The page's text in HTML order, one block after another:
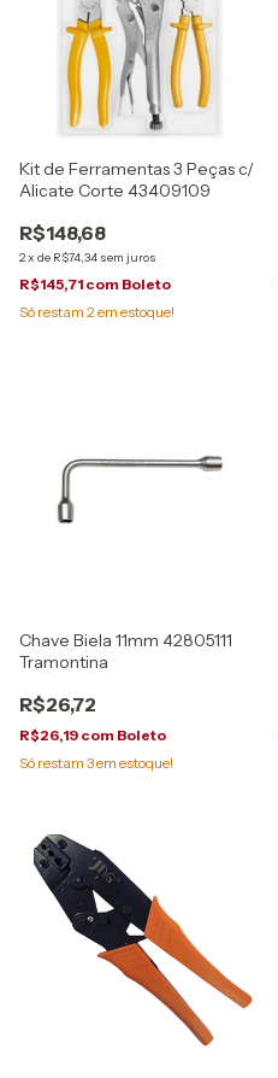
Kit de Ferramentas 3 Peças c/
Alicate Corte 43409109
R$148,68
2x de R$74,34 sem juros
R$145,71 com Boleto
Só restam 2 em estoque!
Chave Biela 11mm 42805111
Tramontina
R$26,72
R$26,19 com Boleto
Só restam 3em estoque!